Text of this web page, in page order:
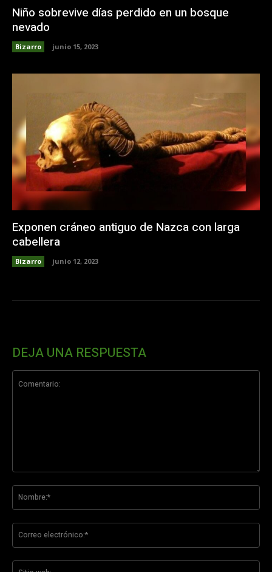
Niño sobrevive días perdido en un bosque
nevado
Bizarro junio 15, 2023
Exponen cráneo antiguo de Nazca con larga
cabellera
Bizarro junio 12, 2023
DEJA UNA RESPUESTA